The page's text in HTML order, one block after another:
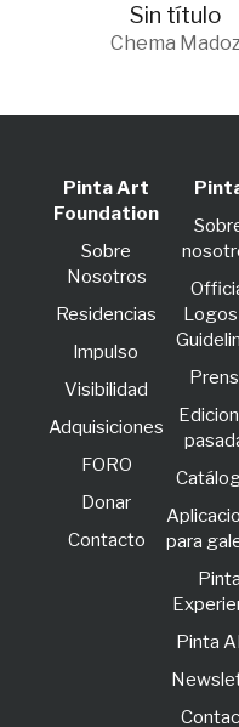
Sin título
Chema Madoz
Pinta Art
Foundation
Sobre
Nosotros
Residencias
lmpulso
Visibilidad
Adquisiciones
FORO
Donar
Contacto
para
Pinta
Pinta